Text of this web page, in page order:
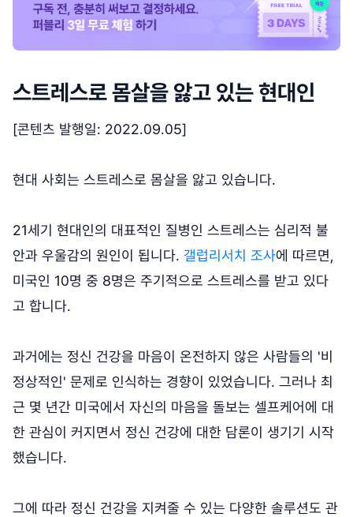
스트레스로 몸살을 앓고 있는 현대인
[콘텐츠 발행일: 2022.09.05]
현대 사회는 스트레스로 몸살을 앓고 있습니다.
21세기 현대인의 대표적인 질병인 스트레스는 심리적 불
안과 우울감의 원인이 됩니다. 갤럽리서치 조사에 따르면,
미국인 10명 중 8명은 주기적으로 스트레스를 받고 있다
고 합니다.
과거에는 정신 건강을 마음이 온전하지 않은 사람들의 '비
정상적인' 문제로 인식하는 경향이 있었습니다. 그러나 최
근 몇 년간 미국에서 자신의 마음을 돌보는 셀프케어에 대
한 관심이 커지면서 정신 건강에 대한 담론이 생기기 시작
했습니다.
그에 따라 정신 건강을 지켜줄 수 있는 다양한 솔루션도 관